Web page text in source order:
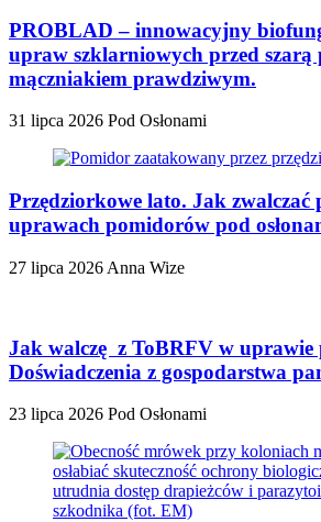
PROBLAD – innowacyjny
upraw szklarniowych przed szarą
mączniakiem prawdziwym.
31 lipca 2026 Pod Osłonami
Przędziorkowe lato. Jak zwalczać
uprawach pomidorów pod
27 lipca 2026 Anna Wize
Jak walczę z ToBRFV w uprawie
Doświadczenia z gospodarstwa
23 lipca 2026 Pod Osłonami